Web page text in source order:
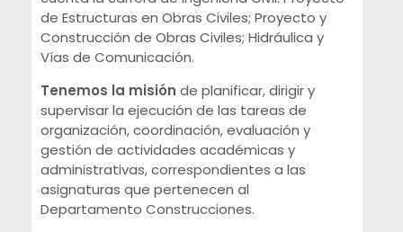
de Estructuras en Obras Civiles; Proyecto y
Construcción de Obras Civiles; Hidráulica y
Vías de Comunicación.
Tenemos la misión de planificar, dirigir y
supervisar la ejecución de las tareas de
organización, coordinación, evaluación y
gestión de actividades académicas y
administrativas, correspondientes a las
asignaturas que pertenecen al
Departamento Construcciones.